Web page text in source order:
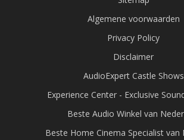
Algemene voorwaarden
Privacy Policy
Disclaimer
AudioExpert Castle Shows
Experience Center - Exclusive
Beste Audio Winkel van
Beste Home Cinema Specialist van